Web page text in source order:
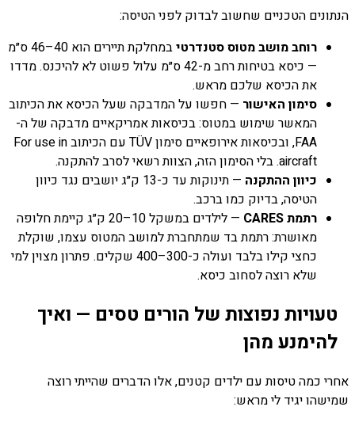
הנתונים הטכניים שחשוב לבדוק לפני הטיסה:
רוחב מושב מטוס סטנדרטי
במחלקת תיירים הוא 40–46 ס״מ
— כיסא בטיחות רחב מ-42 ס״מ עלול פשוט לא להיכנס. מדדו
את הכיסא שלכם מראש.
סימון האישור — חפשו על המדבקה שעל הכיסא את הכיתוב
המאשר שימוש במטוס: בכיסאות אמריקאיים מדבקה של ה-
FAA, ובכיסאות אירופאיים סימון TÜV עם הכיתוב For use in
aircraft. בלי הסימון הזה, הצוות רשאי לסרב להתקנה.
כיוון ההתקנה
— תינוקות עד כ-13 ק״ג יושבים נגד כיוון
הטיסה, בדיוק כמו ברכב.
רתמת CARES
— לילדים במשקל 10–20 ק״ג קיימת חלופה
מאושרת: רתמת בד שמתחברת למושב המטוס עצמו, שוקלת
כחצי קילו בלבד ועולה כ-300–400 שקלים. פתרון מצוין למי
שלא רוצה לסחוב כיסא.
טעויות נפוצות של הורים טסים — ואיך
להימנע מהן
אחרי כמה טיסות עם ילדים קטנים, אלו הדברים שהייתי רוצה
שמישהו יגיד לי מראש: